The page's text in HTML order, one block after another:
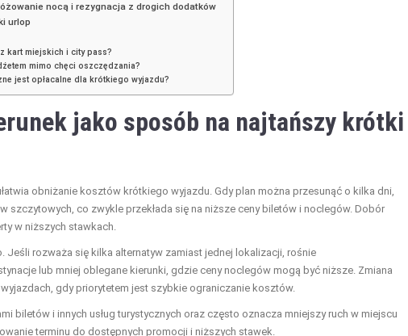
nocą i rezygnacja z drogich dodatków
urlop
kart miejskich i city pass?
mimo chęci oszczędzania?
jest opłacalne dla krótkiego wyjazdu?
jako sposób na najtańszy krótki
obniżanie kosztów krótkiego wyjazdu. Gdy plan można przesunąć o kilka dni,
szczytowych, co zwykle przekłada się na niższe ceny biletów i noclegów. Dobór
w niższych stawkach.
rozważa się kilka alternatyw zamiast jednej lokalizacji, rośnie
lub mniej oblegane kierunki, gdzie ceny noclegów mogą być niższe. Zmiana
gdy priorytetem jest szybkie ograniczanie kosztów.
biletów i innych usług turystycznych oraz często oznacza mniejszy ruch w miejscu
terminu do dostępnych promocji i niższych stawek.